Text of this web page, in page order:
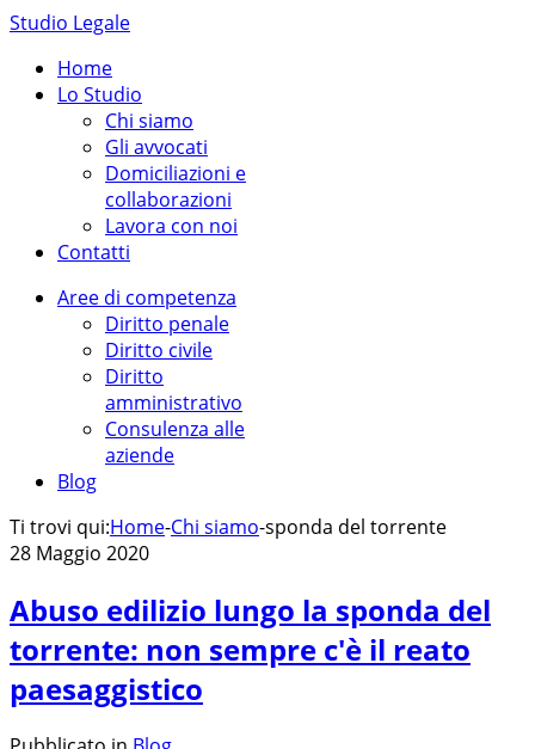
Studio Legale
Home
Lo Studio
Chi siamo
Gli avvocati
Domiciliazioni e
collaborazioni
Lavora con noi
Contatti
Aree di competenza
Diritto penale
Diritto civile
Diritto
amministrativo
Consulenza alle
aziende
Blog
Ti trovi qui:Home-Chi siamo-sponda del torrente
28 Maggio 2020
Abuso edilizio lungo la sponda del
torrente: non sempre c'è il reato
paesaggistico